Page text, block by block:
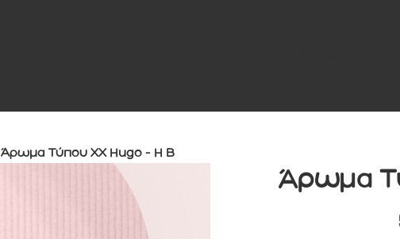
Άρωμα Τύπου XX Hugo – H B
Άρωμα